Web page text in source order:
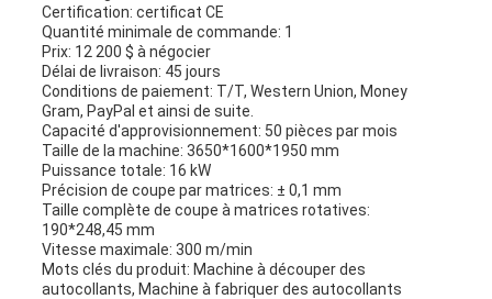
Certification: certificat CE
Quantité minimale de commande: 1
Prix: 12 200 $ à négocier
Délai de livraison: 45 jours
Conditions de paiement: T/T, Western Union, Money
Gram, PayPal et ainsi de suite.
Capacité d'approvisionnement: 50 pièces par mois
Taille de la machine: 3650*1600*1950 mm
Puissance totale: 16 kW
Précision de coupe par matrices: ± 0,1 mm
Taille complète de coupe à matrices rotatives:
190*248,45 mm
Vitesse maximale: 300 m/min
Mots clés du produit: Machine à découper des
autocollants, Machine à fabriquer des autocollants